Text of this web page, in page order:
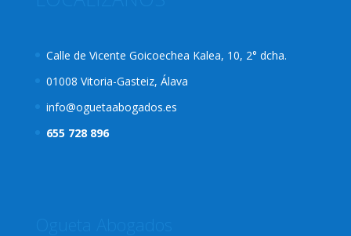
Calle de Vicente Goicoechea Kalea, 10, 2° dcha.
01008 Vitoria-Gasteiz, Álava
info@oguetaabogados.es
655 728 896